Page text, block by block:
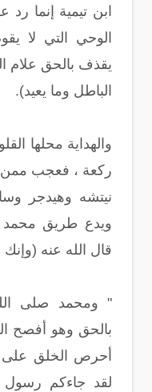
ابن تيمية إنما
الوحي التي لا
يقذف بالحق علام
الباطل وما يعيد).
والهداية محلها
ركعة ، فعجب ممن
نيتشه وهيدجر
ويدع طريق محمد
قال الله عنه
" ومحمد صلى
بالحق وهو أفصح
أحرص الخلق على
لقد جاءكم